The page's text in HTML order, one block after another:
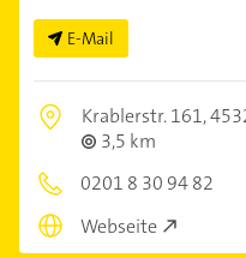
E-Mail
Krablerstr. 161,
3,5 km
0201 8 30 94 82
Webseite